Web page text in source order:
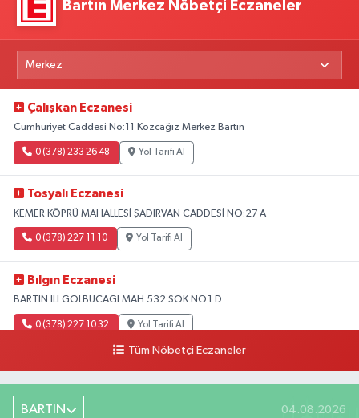
Bartın Merkez Nöbetçi Eczaneler
Çalışkan Eczanesi
Cumhuriyet Caddesi No:11 Kozcağız Merkez Bartın
0 (378) 233 26 48 Yol Tarifi Al
Tosyalı Eczanesi
KEMER KÖPRÜ MAHALLESİ ŞADIRVAN CADDESİ NO:27 A
0 (378) 227 11 10 Yol Tarifi Al
Bılgın Eczanesi
BARTIN ILI GÖLBUCAGI MAH.532.SOK NO.1 D
0 (378) 227 10 32 Yol Tarifi Al
Tüm Nöbetçi Eczaneler
BARTIN 04.08.2026